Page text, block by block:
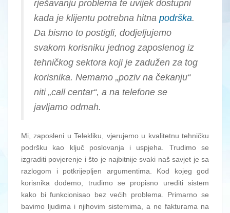
rješavanju problema te uvijek dostupni
kada je klijentu potrebna hitna podrška.
Da bismo to postigli, dodjeljujemo
svakom korisniku jednog zaposlenog iz
tehničkog sektora koji je zadužen za tog
korisnika. Nemamo „poziv na čekanju“
niti „call centar“, a na telefone se
javljamo odmah.
Mi, zaposleni u Telekliku, vjerujemo u kvalitetnu tehničku
podršku kao ključ poslovanja i uspjeha. Trudimo se
izgraditi povjerenje i što je najbitnije svaki naš savjet je sa
razlogom i potkrijepljen argumentima. Kod kojeg god
korisnika dođemo, trudimo se propisno urediti sistem
kako bi funkcionisao bez većih problema. Primarno se
bavimo ljudima i njihovim sistemima, a ne fakturama na